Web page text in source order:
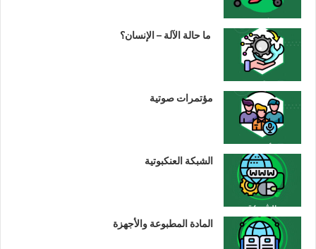
ما حالة الآلة – الإنسان؟
مؤتمرات صوتية
الشبكة العنكبوتية
المادة المطبوعة والأجهزة